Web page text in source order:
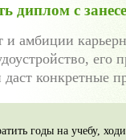
диплом с
амбиции
его
даст конкретные
годы на учебу,